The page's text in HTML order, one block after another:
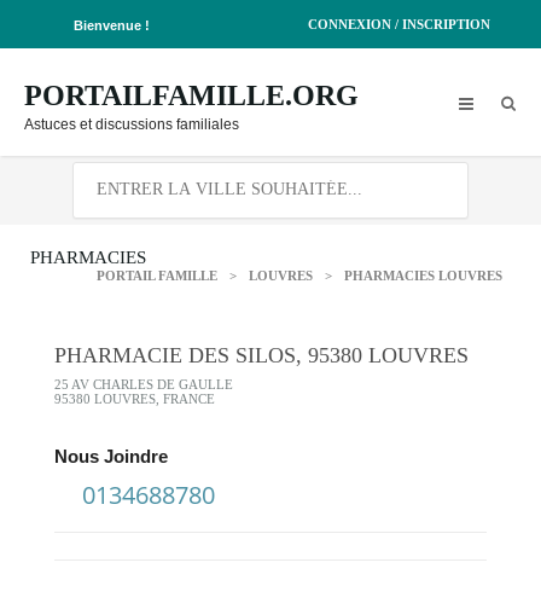
Bienvenue ! CONNEXION / INSCRIPTION
PORTAILFAMILLE.ORG
Astuces et discussions familiales
PHARMACIES
PORTAIL FAMILLE > LOUVRES > PHARMACIES LOUVRES
PHARMACIE DES SILOS, 95380 LOUVRES
25 AV CHARLES DE GAULLE
95380 LOUVRES, FRANCE
Nous Joindre
0134688780